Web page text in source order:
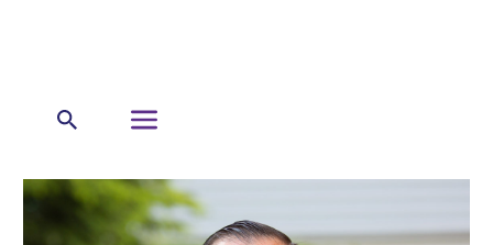
Sobre Nosotros